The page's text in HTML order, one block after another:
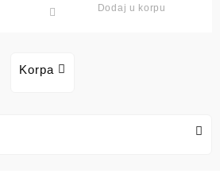
Korpa
Dodaj u korpu